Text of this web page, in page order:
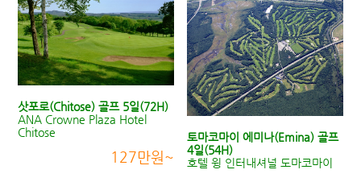
삿포로(Chitose) 골프 5일(72H)
ANA Crowne Plaza Hotel
Chitose
127만원~
토마코마이 에미나(Emina) 골프
4일(54H)
호텔 윙 인터내셔널 도마코마이